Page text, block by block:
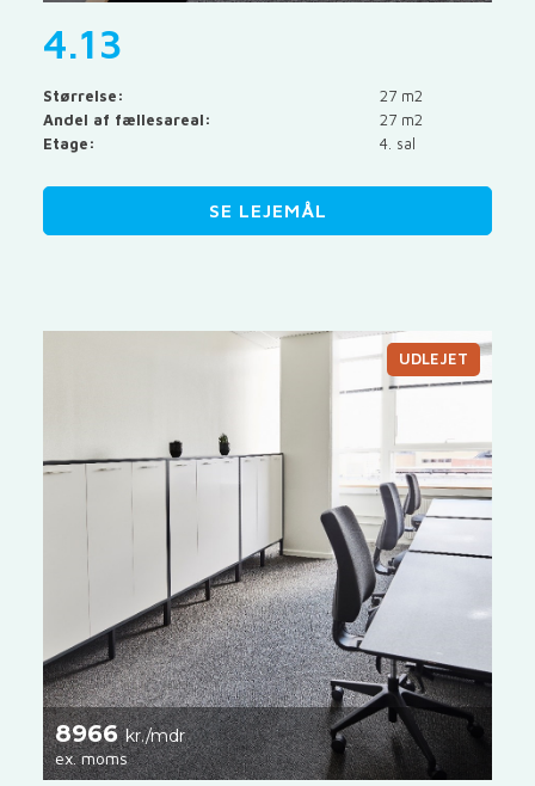
4.13
Størrelse:
27 m2
Andel af fællesareal:
27 m2
Etage:
4. sal
SE LEJEMÅL
UDLEJET
8966kr./mdr
ex. moms